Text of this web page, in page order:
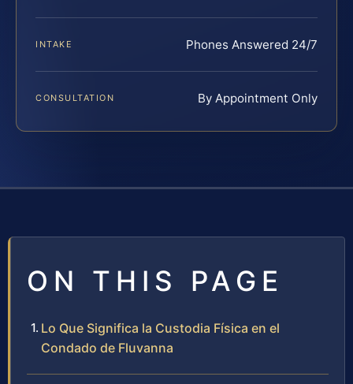
INTAKE Phones Answered 24/7
CONSULTATION By Appointment Only
ON THIS PAGE
Lo Que Significa la Custodia Física en el
Condado de Fluvanna